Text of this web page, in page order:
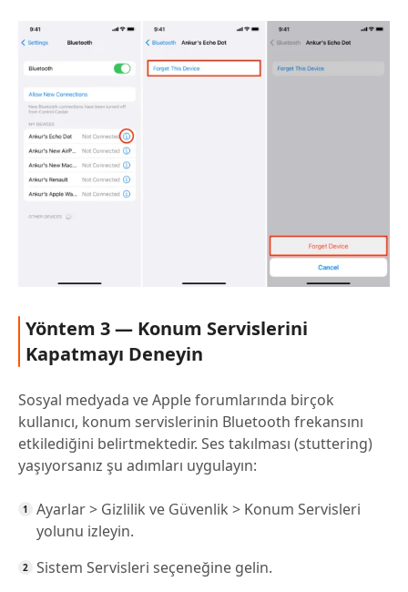
Yöntem 3 — Konum Servislerini
Kapatmayı Deneyin
Sosyal medyada ve Apple forumlarında birçok
kullanıcı, konum servislerinin Bluetooth frekansını
etkilediğini belirtmektedir. Ses takılması (stuttering)
yaşıyorsanız şu adımları uygulayın:
Ayarlar > Gizlilik ve Güvenlik > Konum Servisleri
yolunu izleyin.
Sistem Servisleri seçeneğine gelin.